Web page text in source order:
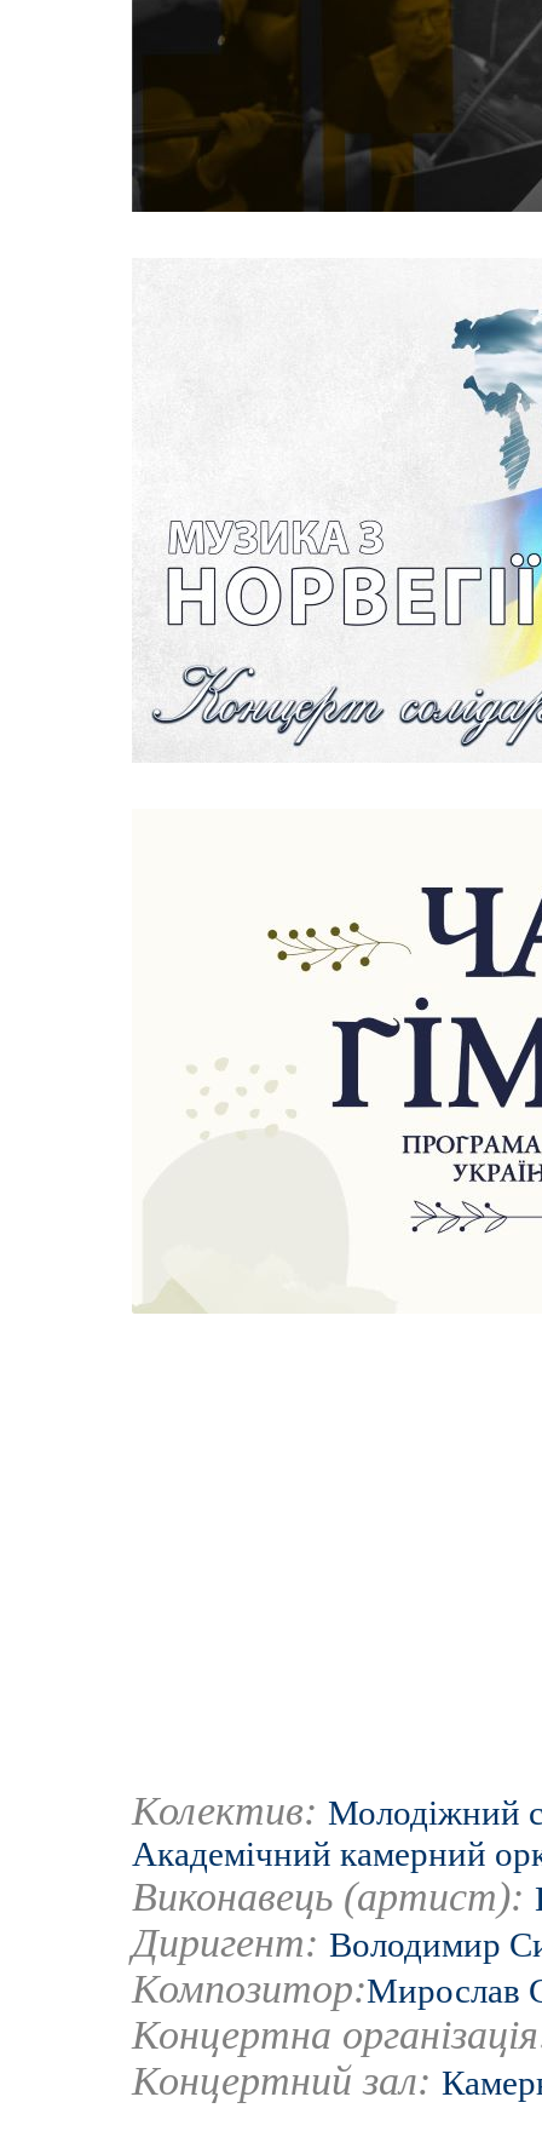
Колектив: Молодіжний
Академічний камерний
Виконавець (артист):
Диригент: Володимир
Композитор:Мирослав
Концертна
Концертний зал: